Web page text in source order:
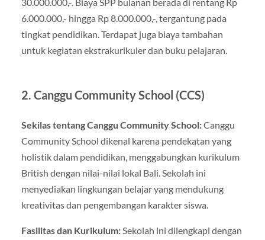
6.000.000,- hingga Rp 8.000.000,-, tergantung pada
tingkat pendidikan. Terdapat juga biaya tambahan
untuk kegiatan ekstrakurikuler dan buku pelajaran.
2. Canggu Community School (CCS)
Sekilas tentang Canggu Community School:Canggu
Community School dikenal karena pendekatan yang
holistik dalam pendidikan, menggabungkan kurikulum
British dengan nilai-nilai lokal Bali. Sekolah ini
menyediakan lingkungan belajar yang mendukung
kreativitas dan pengembangan karakter siswa.
Fasilitas dan Kurikulum:Sekolah ini dilengkapi dengan